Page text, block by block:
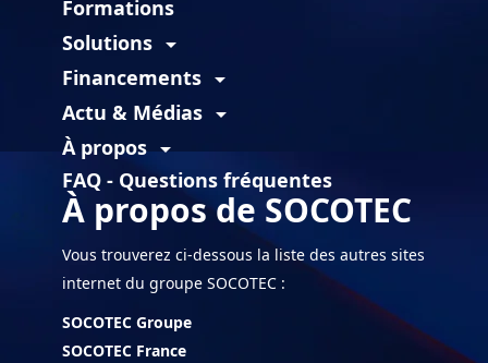
Formations
Solutions arrow_drop_down
Financements arrow_drop_down
Actu & Médias arrow_drop_down
À proposarrow_drop_down
FAQ - Questions fréquentes
À propos de SOCOTEC
Vous trouverez ci-dessous la liste des autres sites
internet du groupe SOCOTEC :
SOCOTEC Groupe
SOCOTEC France